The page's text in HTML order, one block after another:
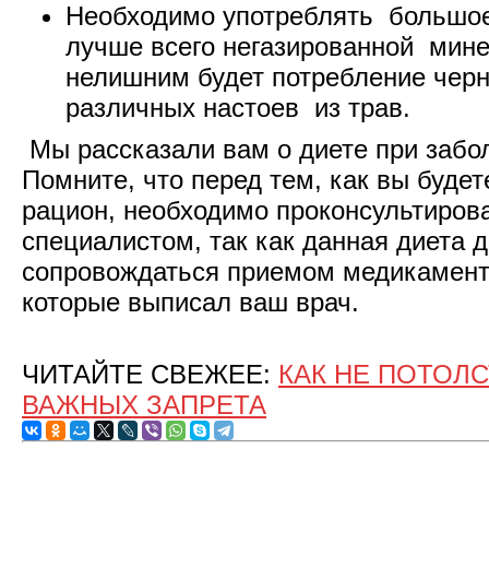
Необходимо употреблять
лучше всего негазированной
нелишним будет потребление
различных настоев из трав.
Мы рассказали вам о диете при
Помните, что перед тем, как вы
рацион, необходимо
специалистом, так как данная диета
сопровождаться приемом
которые выписал ваш врач.
ЧИТАЙТЕ СВЕЖЕЕ: КАК НЕ
ВАЖНЫХ ЗАПРЕТА